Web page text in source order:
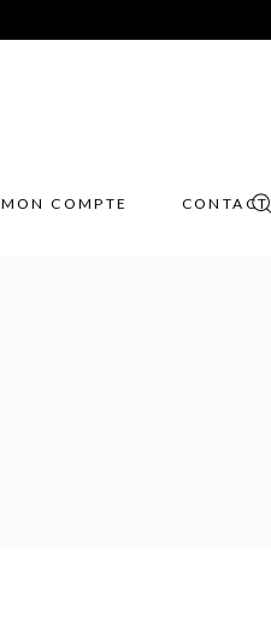
MON COMPTE CONTACT